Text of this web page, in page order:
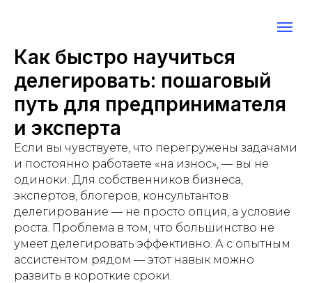
Как быстро научиться
делегировать: пошаговый
путь для предпринимателя
и эксперта
Если вы чувствуете, что перегружены задачами
и постоянно работаете «на износ», — вы не
одиноки. Для собственников бизнеса,
экспертов, блогеров, консультантов
делегирование — не просто опция, а условие
роста. Проблема в том, что большинство не
умеет делегировать эффективно. А с опытным
ассистентом рядом — этот навык можно
развить в короткие сроки.